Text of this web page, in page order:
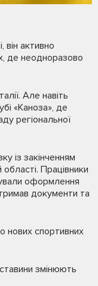
він активно
де неодноразово
Але навіть
«Каноза», де
регіональної
із закінченням
Працівники
оформлення
документи та
нових спортивних
змінюють